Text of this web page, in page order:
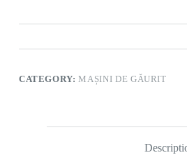
CATEGORY:MAȘINI DE GĂURIT